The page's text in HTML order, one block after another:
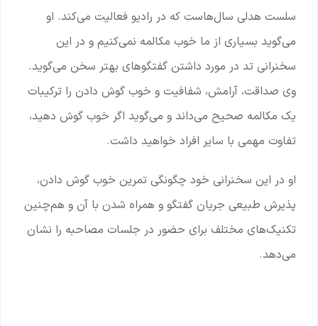
سلست هدلی سال‌هاست که در رادیو فعالیت می‌کند. او
می‌گوید بسیاری از ما خوب مکالمه نمی‌کنیم و در این
سخنرانی تد در مورد داشتن گفتگوهای بهتر سخن می‌گوید.
وی صداقت، آرامش، شفافیت و خوب گوش دادن را ترکیبات
یک مکالمه صحیح می‌داند و می‌گوید اگر خوب گوش دهید،
تفاوت مهمی با سایر افراد خواهید داشت.
او در این سخنرانی خود چگونگی تمرین خوب گوش دادن،
پذیرش طبیعی جریان گفتگو و همراه شدن با آن و هم‌چنین
تکنیک‌های مختلف برای حضور در جلسات مصاحبه را نشان
می‌دهد.